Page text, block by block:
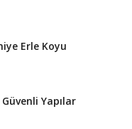
Erle Koyu
Yapılar